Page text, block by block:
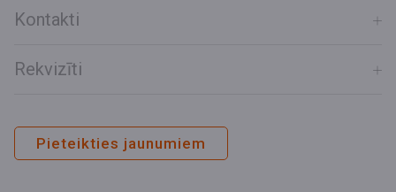
Kontakti
Rekvizīti
Pieteikties jaunumiem